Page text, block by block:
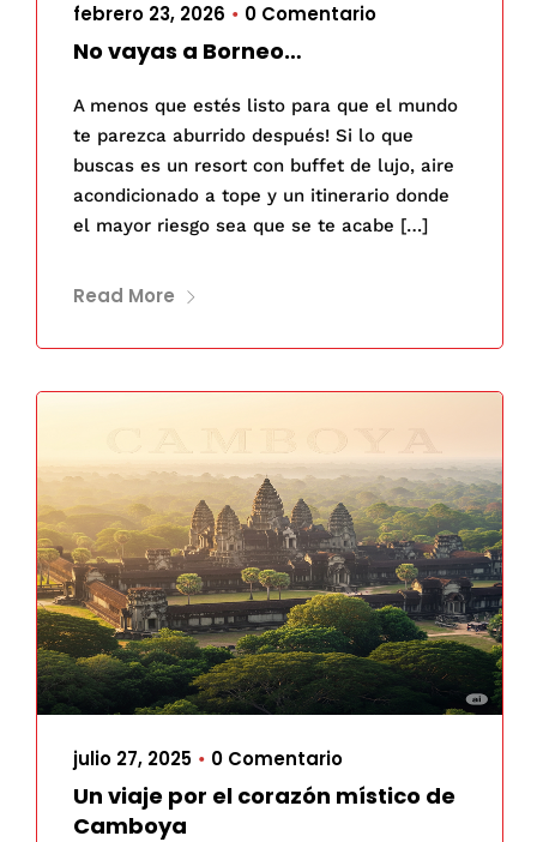
febrero 23, 2026 • 0 Comentario
No vayas a Borneo…
A menos que estés listo para que el mundo
te parezca aburrido después! Si lo que
buscas es un resort con buffet de lujo, aire
acondicionado a tope y un itinerario donde
el mayor riesgo sea que se te acabe […]
Read More
julio 27, 2025 • 0 Comentario
Un viaje por el corazón místico de
Camboya